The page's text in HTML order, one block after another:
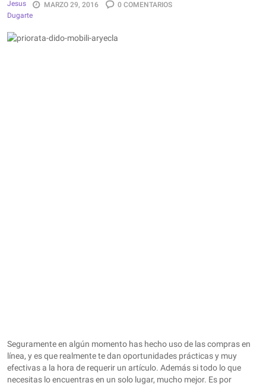
MARZO 29, 2016 0 COMENTARIOS
Seguramente en algún momento has hecho uso de las compras en
línea, y es que realmente te dan oportunidades prácticas y muy
efectivas a la hora de requerir un artículo. Además si todo lo que
necesitas lo encuentras en un solo lugar, mucho mejor. Es por